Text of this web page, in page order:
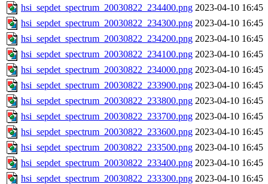
hsi_sepdet_spectrum_20030822_234400.png 2023-04-10 16:45
hsi_sepdet_spectrum_20030822_234300.png 2023-04-10 16:45
hsi_sepdet_spectrum_20030822_234200.png 2023-04-10 16:45
hsi_sepdet_spectrum_20030822_234100.png 2023-04-10 16:45
hsi_sepdet_spectrum_20030822_234000.png 2023-04-10 16:45
hsi_sepdet_spectrum_20030822_233900.png 2023-04-10 16:45
hsi_sepdet_spectrum_20030822_233800.png 2023-04-10 16:45
hsi_sepdet_spectrum_20030822_233700.png 2023-04-10 16:45
hsi_sepdet_spectrum_20030822_233600.png 2023-04-10 16:45
hsi_sepdet_spectrum_20030822_233500.png 2023-04-10 16:45
hsi_sepdet_spectrum_20030822_233400.png 2023-04-10 16:45
hsi_sepdet_spectrum_20030822_233300.png 2023-04-10 16:45